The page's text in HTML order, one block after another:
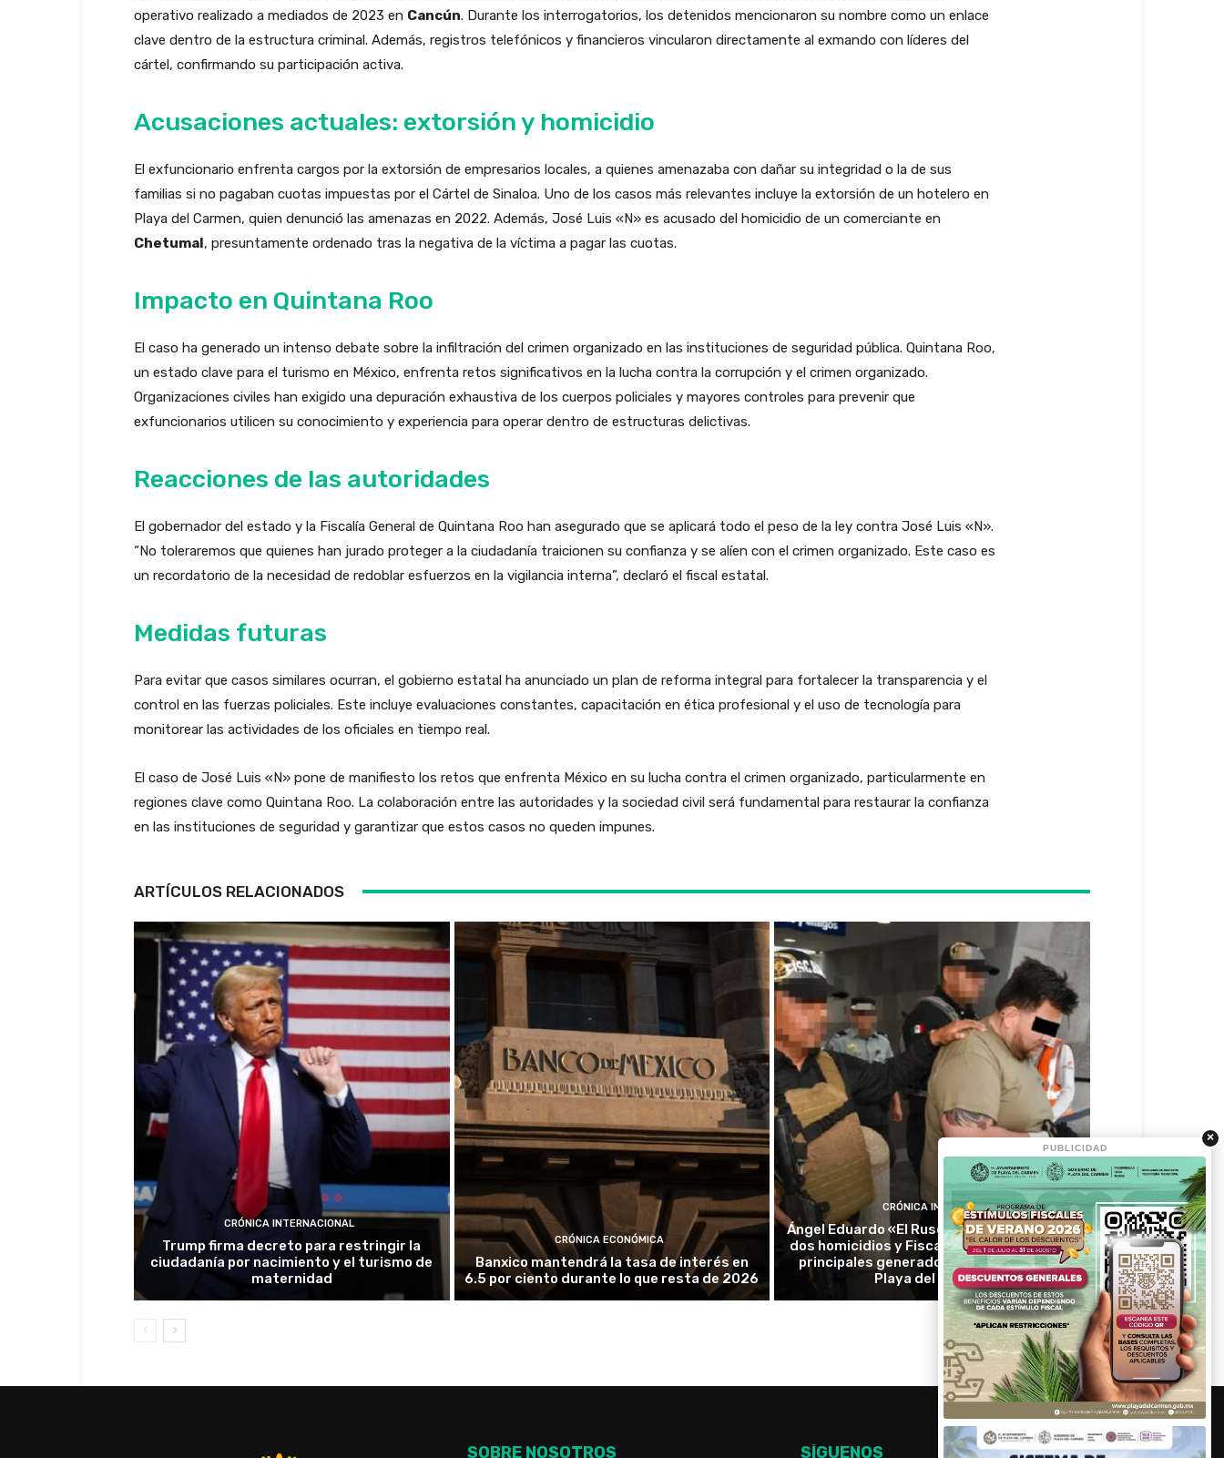
operativo realizado a mediados de 2023 en Cancún. Durante los interrogatorios, los detenidos mencionaron su nombre como un enlace
clave dentro de la estructura criminal. Además, registros telefónicos y financieros vincularon directamente al exmando con líderes del
cártel, confirmando su participación activa.
Acusaciones actuales: extorsión y homicidio
El exfuncionario enfrenta cargos por la extorsión de empresarios locales, a quienes amenazaba con dañar su integridad o la de sus
familias si no pagaban cuotas impuestas por el Cártel de Sinaloa. Uno de los casos más relevantes incluye la extorsión de un hotelero en
Playa del Carmen, quien denunció las amenazas en 2022. Además, José Luis «N» es acusado del homicidio de un comerciante en
Chetumal, presuntamente ordenado tras la negativa de la víctima a pagar las cuotas.
Impacto en Quintana Roo
El caso ha generado un intenso debate sobre la infiltración del crimen organizado en las instituciones de seguridad pública. Quintana Roo,
un estado clave para el turismo en México, enfrenta retos significativos en la lucha contra la corrupción y el crimen organizado.
Organizaciones civiles han exigido una depuración exhaustiva de los cuerpos policiales y mayores controles para prevenir que
exfuncionarios utilicen su conocimiento y experiencia para operar dentro de estructuras delictivas.
Reacciones de las autoridades
El gobernador del estado y la Fiscalía General de Quintana Roo han asegurado que se aplicará todo el peso de la ley contra José Luis «N».
“No toleraremos que quienes han jurado proteger a la ciudadanía traicionen su confianza y se alíen con el crimen organizado. Este caso es
un recordatorio de la necesidad de redoblar esfuerzos en la vigilancia interna”, declaró el fiscal estatal.
Medidas futuras
Para evitar que casos similares ocurran, el gobierno estatal ha anunciado un plan de reforma integral para fortalecer la transparencia y el
control en las fuerzas policiales. Este incluye evaluaciones constantes, capacitación en ética profesional y el uso de tecnología para
monitorear las actividades de los oficiales en tiempo real.
El caso de José Luis «N» pone de manifiesto los retos que enfrenta México en su lucha contra el crimen organizado, particularmente en
regiones clave como Quintana Roo. La colaboración entre las autoridades y la sociedad civil será fundamental para restaurar la confianza
en las instituciones de seguridad y garantizar que estos casos no queden impunes.
ARTÍCULOS RELACIONADOS
CRÓNICA INTERNACIONAL
Trump firma decreto para restringir la
ciudadanía por nacimiento y el turismo de
maternidad
CRÓNICA ECONÓMICA
Banxico mantendrá la tasa de interés en
6.5 por ciento durante lo que resta de 2026
CRÓNICA IMPACTO
Ángel Eduardo «El Ruso» cae en Jalisco por
dos homicidios y Fiscalía lo ubica entre los
principales generadores de violencia en
Playa del Carmen
SOBRE NOSOTROS SÍGUENOS
×
PUBLICIDAD